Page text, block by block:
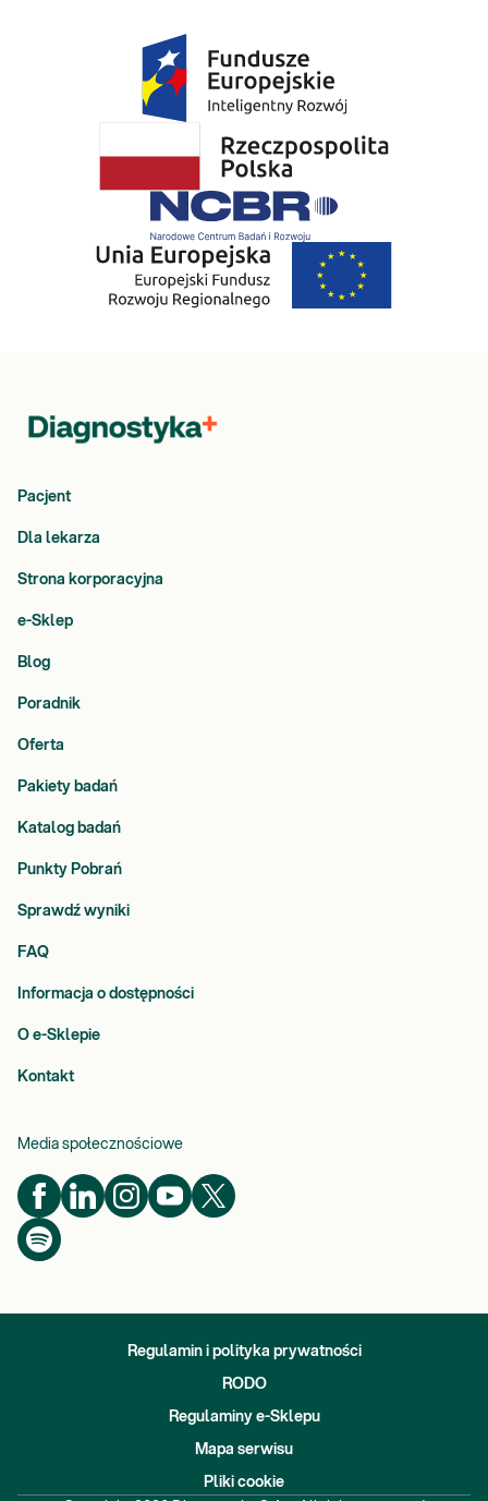
Pacjent
Dla lekarza
Strona korporacyjna
e-Sklep
Blog
Poradnik
Oferta
Pakiety badań
Katalog badań
Punkty Pobrań
Sprawdź wyniki
FAQ
Informacja o dostępności
O e-Sklepie
Kontakt
Media społecznościowe
Regulamin i polityka prywatności
RODO
Regulaminy e-Sklepu
Mapa serwisu
Pliki cookie